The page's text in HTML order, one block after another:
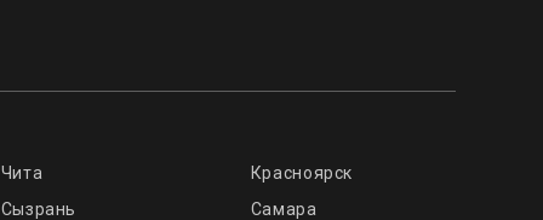
Чита
Красноярск
Сызрань
Самара